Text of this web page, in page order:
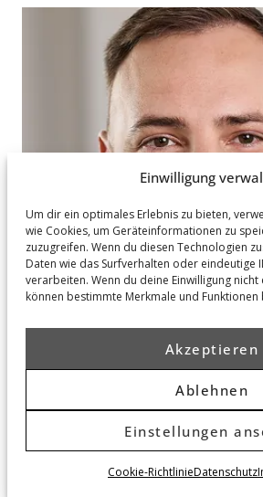
Einwilligung
Um dir ein optimales Erlebnis zu bieten,
wie Cookies, um Geräteinformationen zu
zuzugreifen. Wenn du diesen Technologien
Daten wie das Surfverhalten oder eindeutige
verarbeiten. Wenn du deine Einwilligung
können bestimmte Merkmale und
Akzeptieren
Ablehnen
Einstellungen
Cookie-RichtlinieDatenschutz